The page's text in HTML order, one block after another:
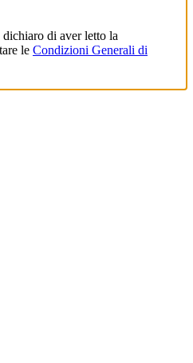
di aver letto la
le Condizioni Generali di